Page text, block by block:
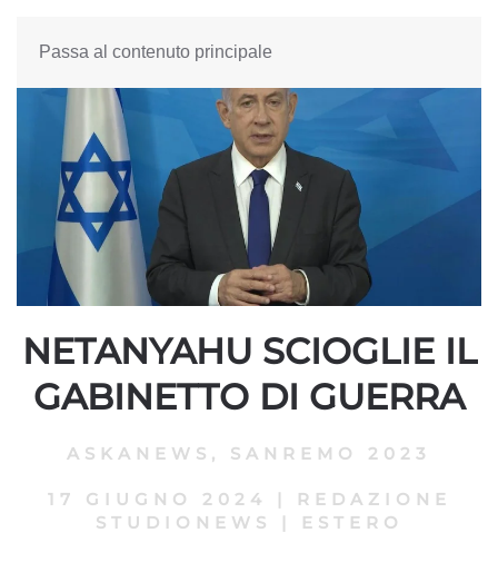
Passa al contenuto principale
NETANYAHU SCIOGLIE IL
GABINETTO DI GUERRA
ASKANEWS , SANREMO 2023
17 GIUGNO 2024 |
REDAZIONE
STUDIONEWS
| ESTERO